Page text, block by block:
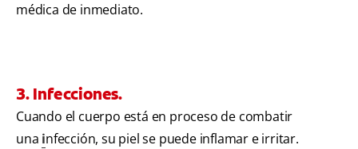
médica de inmediato.
3. Infecciones.
Cuando el cuerpo está en proceso de combatir
una infección, su piel se puede inflamar e irritar.